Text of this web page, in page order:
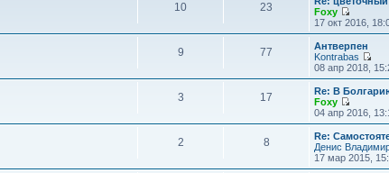
с
о
б
н
и
ю
н
е
м
у
с
о
о
б
щ
н
и
ю
с
л
е
е
м
с
о
б
щ
е
н
и
е
й
т
п
о
л
д
н
е
м
у
с
10 23
Foxy
П
е
р
е
й
т
к
п
о
л
е
д
17 окт 2016,
9 77
Антверпен
Kontrabas
П
е
р
е
й
т
к
п
о
08 апр 2018,
3 17
Re: В
Foxy
П
е
р
е
й
т
04 апр 2016,
2 8
Re:
Денис
17 мар 2015,